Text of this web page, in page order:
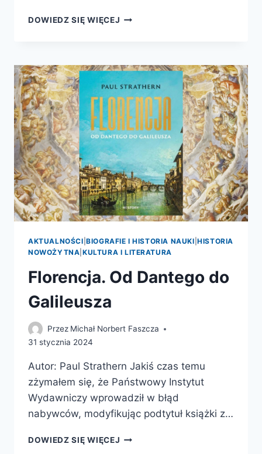
DOWIEDZ SIĘ WIĘCEJ PRZYPADKIEM.
ODKRYCIA
ZMIENIŁY
ŚWIAT
AKTUALNOŚCI |BIOGRAFIE I HISTORIA NAUKI |HISTORIA
NOWOŻYTNA KULTURA I LITERATURA
Florencja. Od Dantego do
Galileusza
Przez Michał Norbert Faszcza
31 stycznia 2024
Autor: Paul Strathern Jakiś czas temu
zżymałem się, że Państwowy Instytut
Wydawniczy wprowadził w błąd
nabywców, modyfikując podtytuł książki z…
DOWIEDZ SIĘ WIĘCEJ FLORENCJA.